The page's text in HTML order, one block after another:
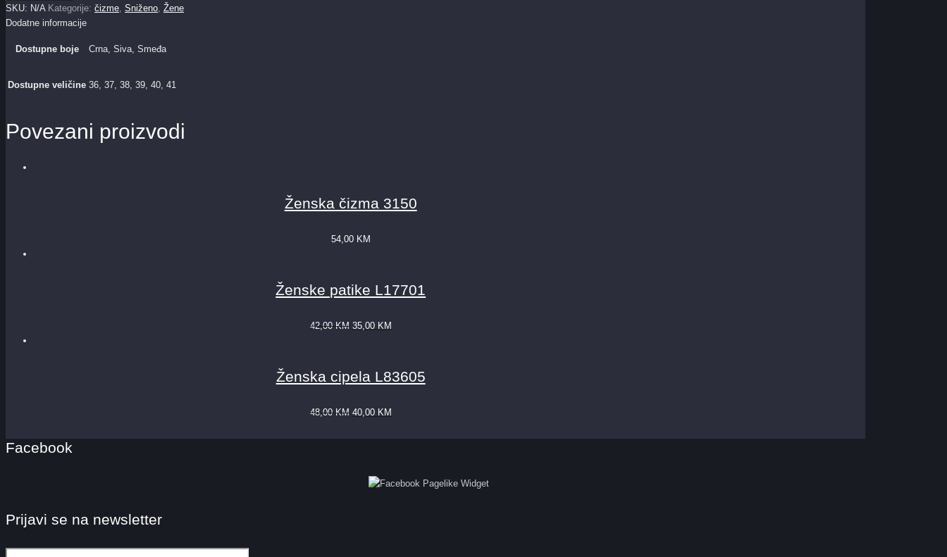
SKU: N/A Kategorije: čizme, Sniženo, Žene
Dodatne informacije
Dostupne boje Crna, Siva, Smeđa
Dostupne veličine 36, 37, 38, 39, 40, 41
Povezani proizvodi
Ženska čizma 3150
54,00 KM
Ženske patike L17701
42,00 KM 35,00 KM
Ženska cipela L83605
48,00 KM 40,00 KM
Facebook
Prijavi se na newsletter